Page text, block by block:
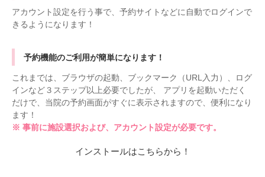
アカウント設定を行う事で、予約サイトなどに自動でログインで
きるようになります！
予約機能のご利用が簡単になります！
これまでは、ブラウザの起動、ブックマーク（URL入力）、ログ
インなど３ステップ以上必要でしたが、 アプリを起動いただく
だけで、当院の予約画面がすぐに表示されますので、便利になり
ます！
※ 事前に施設選択および、アカウント設定が必要です。
インストールはこちらから！